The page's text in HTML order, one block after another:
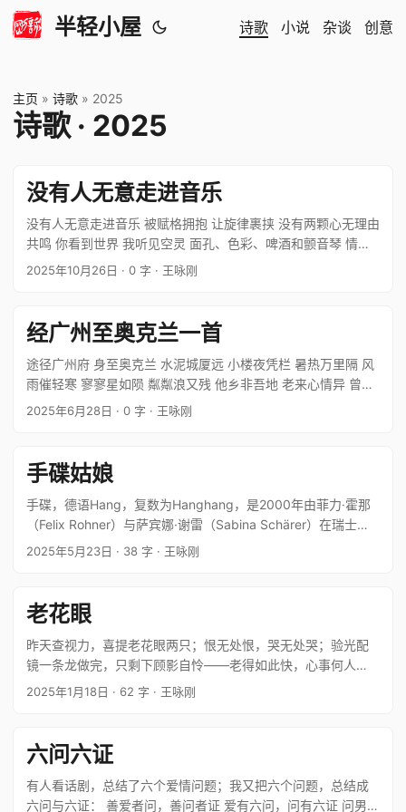
半轻小屋 诗歌 小说 杂谈 创意
主页 » 诗歌 » 2025
诗歌 · 2025
没有人无意走进音乐
没有人无意走进音乐 被赋格拥抱 让旋律裹挟 没有两颗心无理由
共鸣 你看到世界 我听见空灵 面孔、色彩、啤酒和颤音琴 情
绪、爵士、江湖与小公主 时间停滞 宇宙漂浮
2025年10月26日 · 0 字 · 王咏刚
经广州至奥克兰一首
途径广州府 身至奥克兰 水泥城厦远 小楼夜凭栏 暑热万里隔 风
雨催轻寒 寥寥星如陨 粼粼浪又残 他乡非吾地 老来心情异 曾笑
人伪善 倾心全儿戏 曾哭世荒唐 七情皆可弃 少年十四五 惊鸿思
2025年6月28日 · 0 字 · 王咏刚
手碟姑娘
手碟，德语Hang，复数为Hanghang，是2000年由菲力·霍那
（Felix Rohner）与萨宾娜·谢雷（Sabina Schärer）在瑞士伯
尔尼于发明的打击乐器。 轻盈盈的音符 湛蓝蓝的天堂 你要去向
2025年5月23日 · 38 字 · 王咏刚
老花眼
昨天查视力，喜提老花眼两只；恨无处恨，哭无处哭；验光配
镜一条龙做完，只剩下顾影自怜——老得如此快，心事何人
知？就填了七律诗稿一篇，博观者一笑。 人生易老谁知晓 两目
2025年1月18日 · 62 字 · 王咏刚
六问六证
有人看话剧，总结了六个爱情问题；我又把六个问题，总结成
六问与六证： 善爱者问，善问者证 爱有六问，问有六证 问男女